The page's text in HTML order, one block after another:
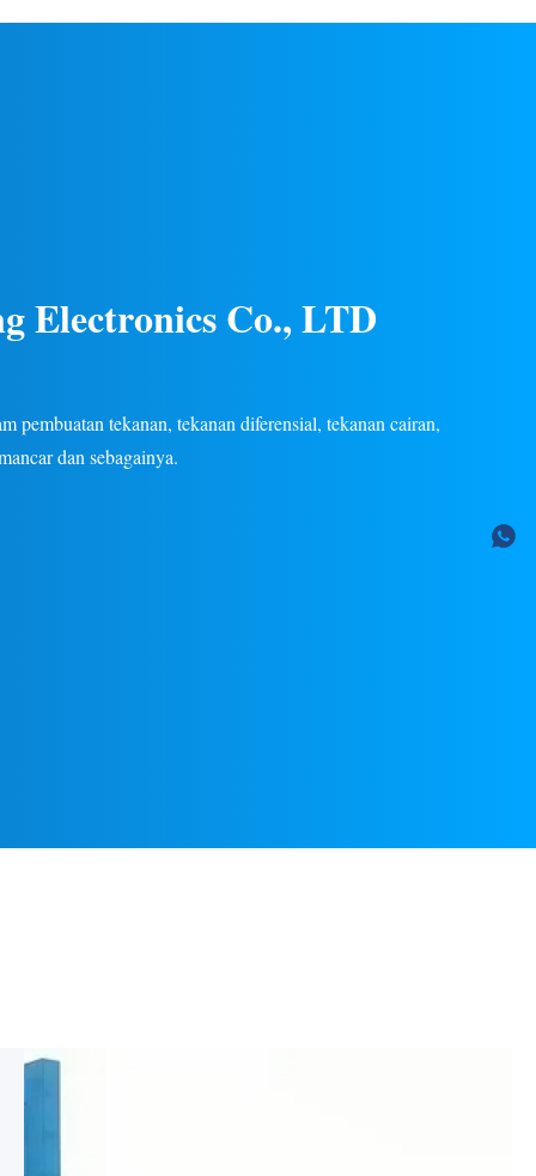
listrik.
stabil, beberapa sinyal keluaran (4-20mA, 0-
Electronics Co., LTD
pembuatan tekanan, tekanan diferensial, tekanan cairan,
dan sebagainya.